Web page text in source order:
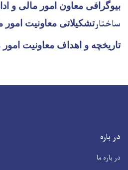
بیوگرافی معاون امور مالی و
ساختارتشکیلاتی معاونیت امور
تاریخچه و اهداف معاونیت امور
در باره
در باره ما